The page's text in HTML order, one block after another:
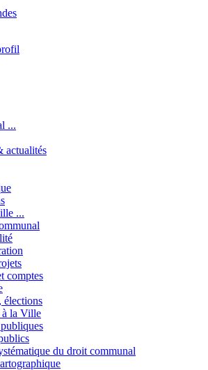
...
actualités
...
comptes
élections
la Ville
du droit communal